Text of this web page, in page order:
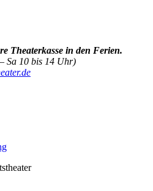
Theaterkasse in den Ferien.
Sa 10 bis 14 Uhr)